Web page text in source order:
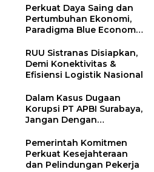
Perkuat Daya Saing dan
Pertumbuhan Ekonomi,
Paradigma Blue Economy
RUU Sistranas Disiapkan,
Demi Konektivitas &
Efisiensi Logistik Nasional
Dalam Kasus Dugaan
Korupsi PT APBI Surabaya,
Jangan Dengan
Pemerintah Komitmen
Perkuat Kesejahteraan
dan Pelindungan Pekerja